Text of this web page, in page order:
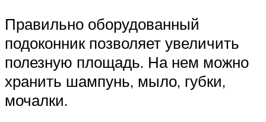
Правильно оборудованный
подоконник позволяет увеличить
полезную площадь. На нем можно
хранить шампунь, мыло, губки,
мочалки.